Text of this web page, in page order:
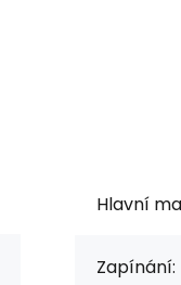
Hlavní
Zapínání: